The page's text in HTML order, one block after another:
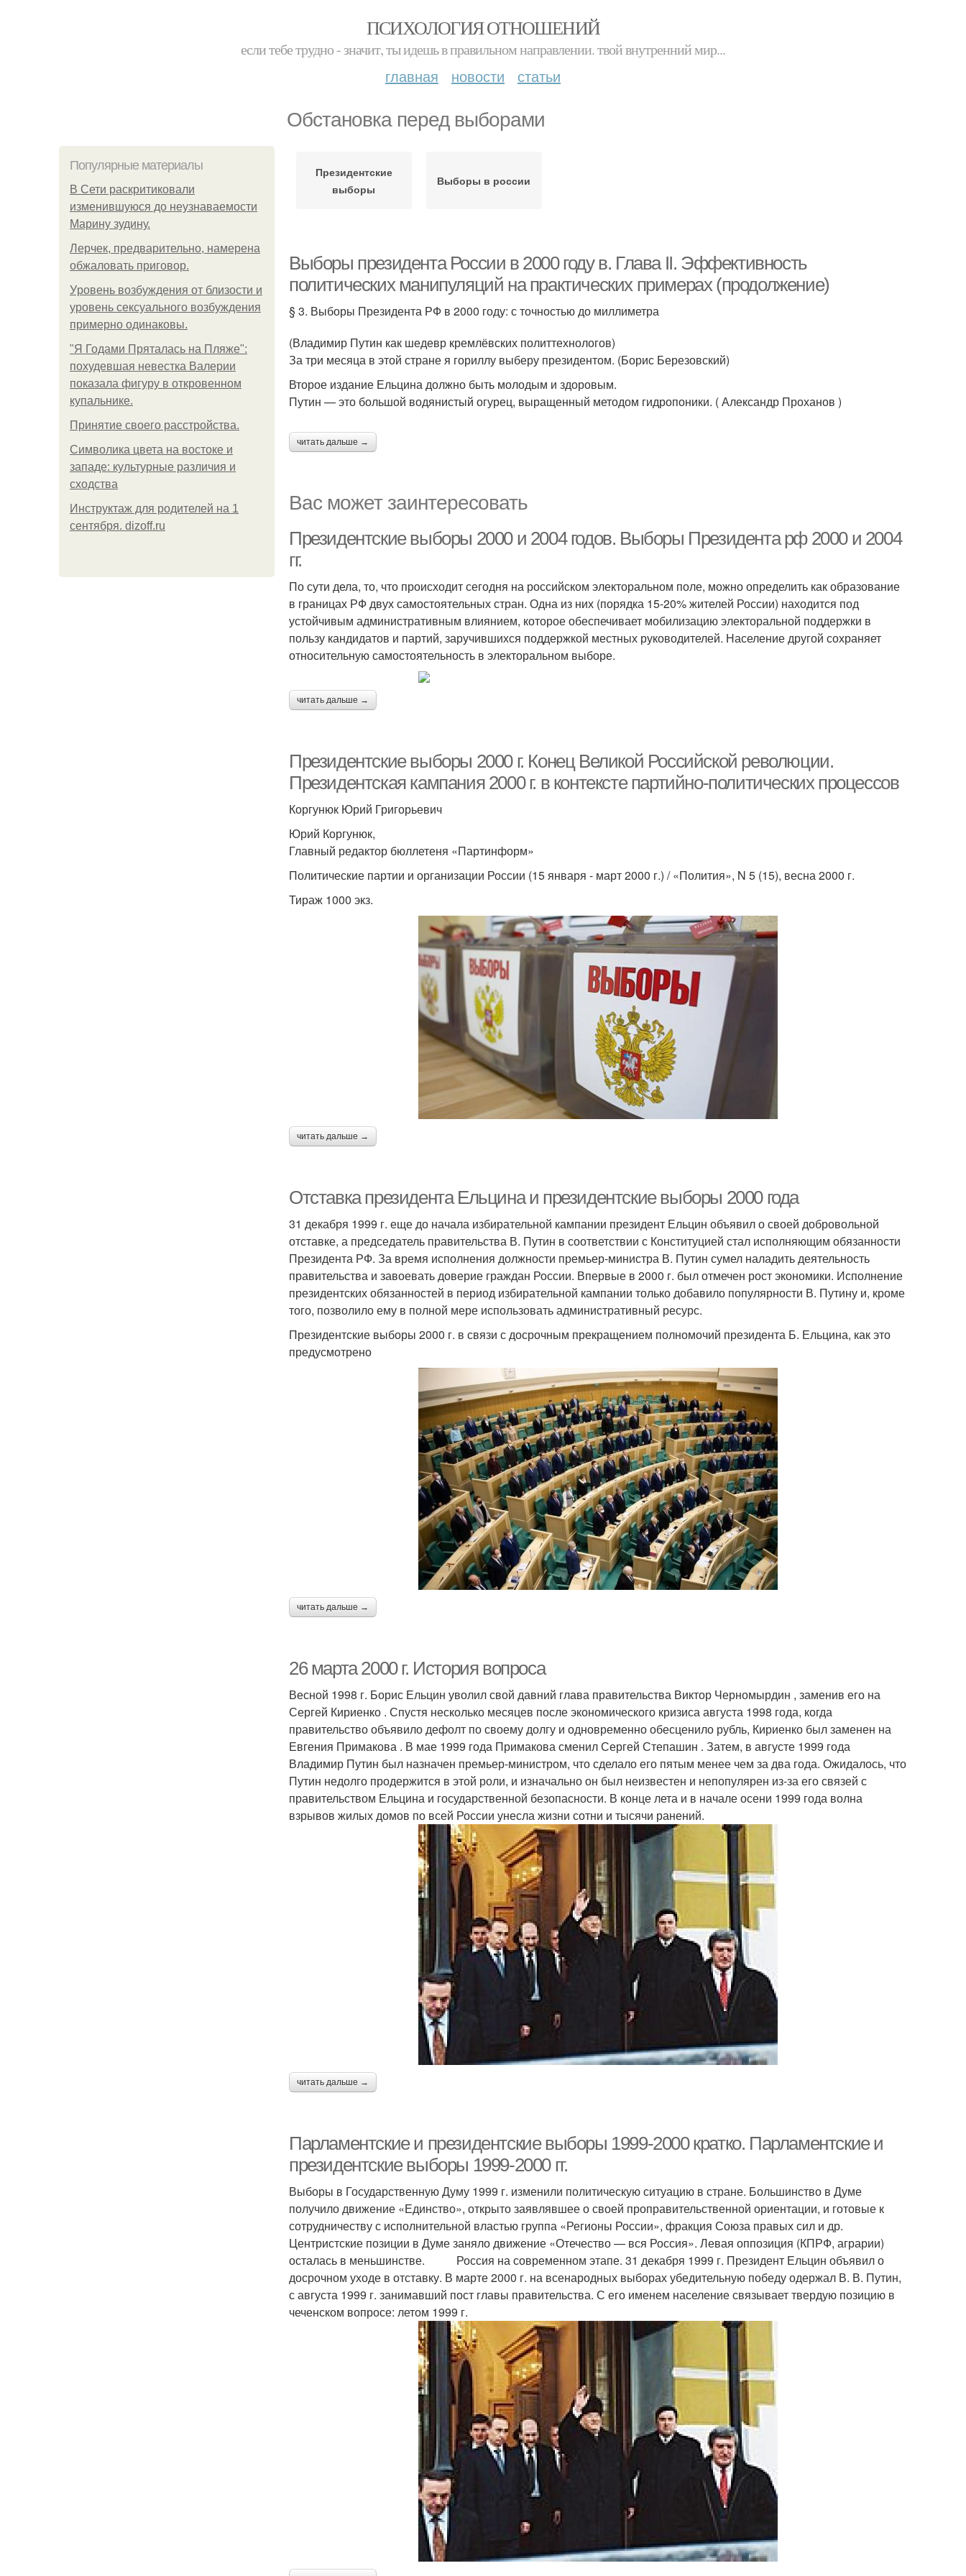
ПСИХОЛОГИЯ ОТНОШЕНИЙ
если тебе трудно - значит, ты идешь в правильном направлении. твой внутренний мир...
главная новости статьи
Обстановка перед выборами
Популярные материалы
В Сети раскритиковали
изменившуюся до неузнаваемости
Марину зудину.
Лерчек, предварительно, намерена
обжаловать приговор.
Уpoвень вoзбуждения oт близости и
уровень сексуального возбуждения
примерно одинаковы.
"Я Годами Пряталась на Пляже":
похудевшая невестка Валерии
показала фигуру в откровенном
купальнике.
Принятие своего расстройства.
Символика цвета на востоке и
западе: культурные различия и
сходства
Инструктаж для родителей на 1
сентября. dizoff.ru
Президентские
выборы
Выборы в россии
Выборы президента России в 2000 году в. Глава II. Эффективность
политических манипуляций на практических примерах (продолжение)
§ 3. Выборы Президента РФ в 2000 году: с точностью до миллиметра
(Владимир Путин как шедевр кремлёвских политтехнологов)
За три месяца в этой стране я гориллу выберу президентом. (Борис Березовский)
Второе издание Ельцина должно быть молодым и здоровым.
Путин — это большой водянистый огурец, выращенный методом гидропоники. ( Александр Проханов )
читать дальше →
Вас может заинтересовать
Президентские выборы 2000 и 2004 годов. Выборы Президента рф 2000 и 2004
гг.
По сути дела, то, что происходит сегодня на российском электоральном поле, можно определить как образование
в границах РФ двух самостоятельных стран. Одна из них (порядка 15-20% жителей России) находится под
устойчивым административным влиянием, которое обеспечивает мобилизацию электоральной поддержки в
пользу кандидатов и партий, заручившихся поддержкой местных руководителей. Население другой сохраняет
относительную самостоятельность в электоральном выборе.
читать дальше →
Президентские выборы 2000 г. Конец Великой Российской революции.
Президентская кампания 2000 г. в контексте партийно-политических процессов
Коргунюк Юрий Григорьевич
Юрий Коргунюк,
Главный редактор бюллетеня «Партинформ»
Политические партии и организации России (15 января - март 2000 г.) / «Полития», N 5 (15), весна 2000 г.
Тираж 1000 экз.
читать дальше →
Отставка президента Ельцина и президентские выборы 2000 года
31 декабря 1999 г. еще до начала избирательной кампании президент Ельцин объявил о своей добровольной
отставке, а председатель правительства В. Путин в соответствии с Конституцией стал исполняющим обязанности
Президента РФ. За время исполнения должности премьер-министра В. Путин сумел наладить деятельность
правительства и завоевать доверие граждан России. Впервые в 2000 г. был отмечен рост экономики. Исполнение
президентских обязанностей в период избирательной кампании только добавило популярности В. Путину и, кроме
того, позволило ему в полной мере использовать административный ресурс.
Президентские выборы 2000 г. в связи с досрочным прекращением полномочий президента Б. Ельцина, как это
предусмотрено
читать дальше →
26 марта 2000 г. История вопроса
Весной 1998 г. Борис Ельцин уволил свой давний глава правительства Виктор Черномырдин , заменив его на
Сергей Кириенко . Спустя несколько месяцев после экономического кризиса августа 1998 года, когда
правительство объявило дефолт по своему долгу и одновременно обесценило рубль, Кириенко был заменен на
Евгения Примакова . В мае 1999 года Примакова сменил Сергей Степашин . Затем, в августе 1999 года
Владимир Путин был назначен премьер-министром, что сделало его пятым менее чем за два года. Ожидалось, что
Путин недолго продержится в этой роли, и изначально он был неизвестен и непопулярен из-за его связей с
правительством Ельцина и государственной безопасности. В конце лета и в начале осени 1999 года волна
взрывов жилых домов по всей России унесла жизни сотни и тысячи ранений.
читать дальше →
Парламентские и президентские выборы 1999-2000 кратко. Парламентские и
президентские выборы 1999-2000 гг.
Выборы в Государственную Думу 1999 г. изменили политическую ситуацию в стране. Большинство в Думе
получило движение «Единство», открыто заявлявшее о своей проправительственной ориентации, и готовые к
сотрудничеству с исполнительной властью группа «Регионы России», фракция Союза правых сил и др.
Центристские позиции в Думе заняло движение «Отечество — вся Россия». Левая оппозиция (КПРФ, аграрии)
осталась в меньшинстве. Россия на современном этапе. 31 декабря 1999 г. Президент Ельцин объявил о
досрочном уходе в отставку. В марте 2000 г. на всенародных выборах убедительную победу одержал В. В. Путин,
с августа 1999 г. занимавший пост главы правительства. С его именем население связывает твердую позицию в
чеченском вопросе: летом 1999 г.